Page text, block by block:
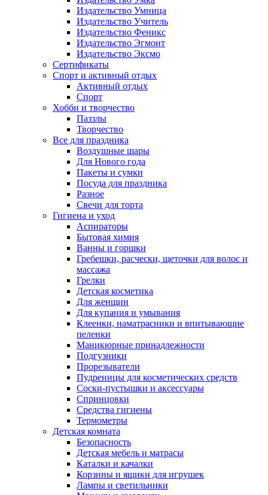
Издательство Умница
Издательство Учитель
Издательство Феникс
Издательство Эгмонт
Издательство Эксмо
Сертификаты
Спорт и активный отдых
Активный отдых
Спорт
Хобби и творчество
Паззлы
Творчество
Все для праздника
Воздушные шары
Для Нового года
Пакеты и сумки
Посуда для праздника
Разное
Свечи для торта
Гигиена и уход
Аспираторы
Бытовая химия
Ванны и горшки
Гребешки, расчески, щеточки для волос и
массажа
Грелки
Детская косметика
Для женщин
Для купания и умывания
Клеенки, наматрасники и впитывающие
пеленки
Маникюрные принадлежности
Подгузники
Прорезыватели
Пудреницы для косметических средств
Соски-пустышки и аксессуары
Спринцовки
Средства гигиены
Термометры
Детская комната
Безопасность
Детская мебель и матрасы
Каталки и качалки
Корзины и ящики для игрушек
Лампы и светильники